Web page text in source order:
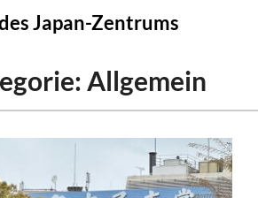
Japan-Zentrums
Allgemein